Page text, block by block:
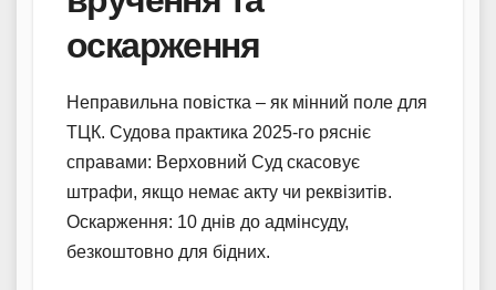
оскарження
Неправильна повістка – як мінний поле для
ТЦК. Судова практика 2025-го рясніє
справами: Верховний Суд скасовує
штрафи, якщо немає акту чи реквізитів.
Оскарження: 10 днів до адмінсуду,
безкоштовно для бідних.